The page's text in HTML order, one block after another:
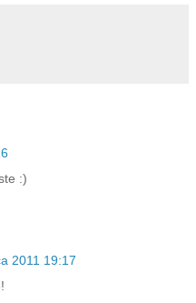
:)
2011 19:17